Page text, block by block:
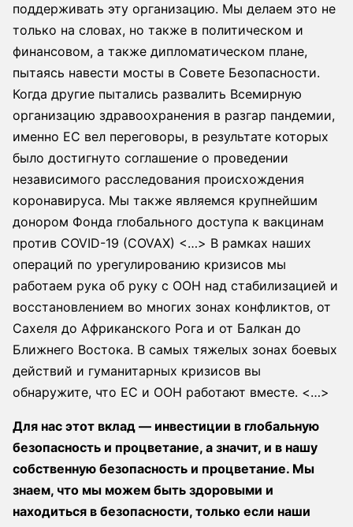
поддерживать эту организацию. Мы делаем это не
только на словах, но также в политическом и
финансовом, а также дипломатическом плане,
пытаясь навести мосты в Совете Безопасности.
Когда другие пытались развалить Всемирную
организацию здравоохранения в разгар пандемии,
именно ЕС вел переговоры, в результате которых
было достигнуто соглашение о проведении
независимого расследования происхождения
коронавируса. Мы также являемся крупнейшим
донором Фонда глобального доступа к вакцинам
против COVID-19 (COVAX) <…> В рамках наших
операций по урегулированию кризисов мы
работаем рука об руку с ООН над стабилизацией и
восстановлением во многих зонах конфликтов, от
Сахеля до Африканского Рога и от Балкан до
Ближнего Востока. В самых тяжелых зонах боевых
действий и гуманитарных кризисов вы
обнаружите, что ЕС и ООН работают вместе. <…>
Для нас этот вклад — инвестиции в глобальную
безопасность и процветание, а значит, и в нашу
собственную безопасность и процветание. Мы
знаем, что мы можем быть здоровыми и
находиться в безопасности, только если наши